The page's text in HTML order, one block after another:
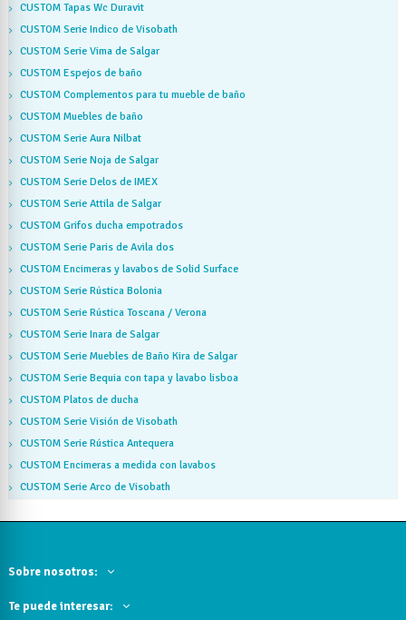
CUSTOM Tapas Wc Duravit
CUSTOM Serie Indico de Visobath
CUSTOM Serie Vima de Salgar
CUSTOM Espejos de baño
CUSTOM Complementos para tu mueble de baño
CUSTOM Muebles de baño
CUSTOM Serie Aura Nilbat
CUSTOM Serie Noja de Salgar
CUSTOM Serie Delos de IMEX
CUSTOM Serie Attila de Salgar
CUSTOM Grifos ducha empotrados
CUSTOM Serie Paris de Avila dos
CUSTOM Encimeras y lavabos de Solid Surface
CUSTOM Serie Rústica Bolonia
CUSTOM Serie Rústica Toscana / Verona
CUSTOM Serie Inara de Salgar
CUSTOM Serie Muebles de Baño Kira de Salgar
CUSTOM Serie Bequia con tapa y lavabo lisboa
CUSTOM Platos de ducha
CUSTOM Serie Visión de Visobath
CUSTOM Serie Rústica Antequera
CUSTOM Encimeras a medida con lavabos
CUSTOM Serie Arco de Visobath
Sobre nosotros:
Te puede interesar: